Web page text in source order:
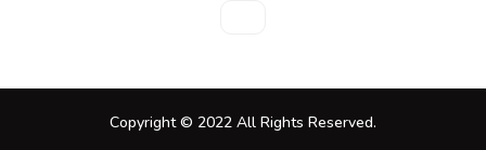
Copyright © 2022 All Rights Reserved.